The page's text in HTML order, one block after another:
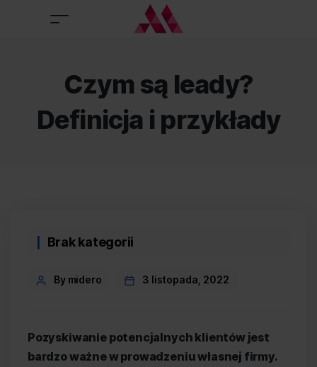
Czym są leady?
Definicja i przykłady
Categories
Brak kategorii
PostBy midero 3 listopada, 2022
Pozyskiwanie potencjalnych klientów jest
bardzo ważne w prowadzeniu własnej firmy.